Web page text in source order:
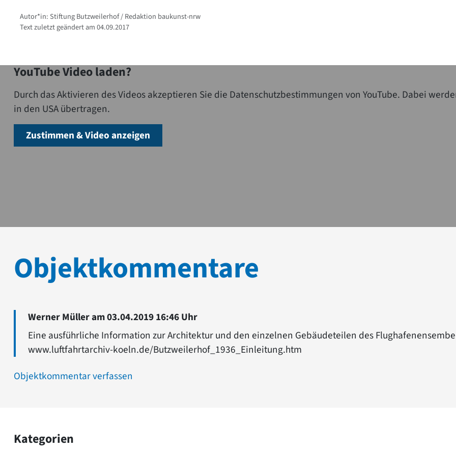
Autor*in: Stiftung Butzweilerhof / Redaktion baukunst-nrw
Text zuletzt geändert am 04.09.2017
YouTube Video laden?
Durch das Aktivieren des Videos akzeptieren Sie die Datenschutzbestimmungen von YouTube. Dabei
in den USA übertragen.
Zustimmen & Video anzeigen
Objektkommentare
Werner Müller am 03.04.2019 16:46 Uhr
Eine ausführliche Information zur Architektur und den einzelnen Gebäudeteilen des
www.luftfahrtarchiv-koeln.de/Butzweilerhof_1936_Einleitung.htm
Objektkommentar verfassen
Kategorien